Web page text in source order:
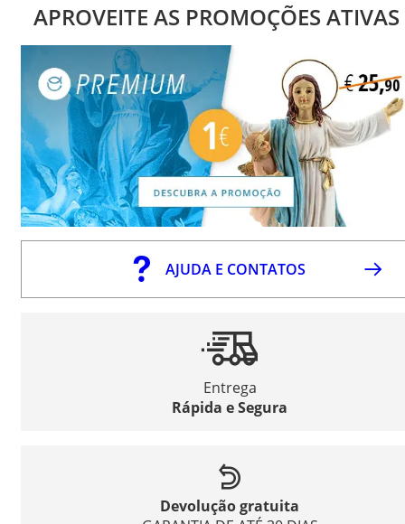
APROVEITE AS PROMOÇÕES ATIVAS
AJUDA E CONTATOS
Entrega
Rápida e Segura
Devolução gratuita